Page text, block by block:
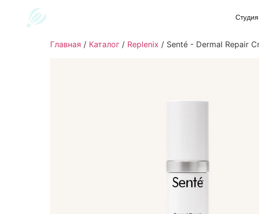
Студия
Главная / Каталог / Replenix / Senté - Dermal Repair